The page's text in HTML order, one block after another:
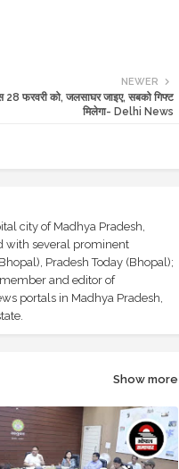
NEWER
28 फरवरी को, जलसाघर जाइए, सबको गिफ्ट
मिलेगा- Delhi News
city of Madhya Pradesh,
with several prominent
Pradesh Today (Bhopal);
and editor of
portals in Madhya Pradesh,
Show more